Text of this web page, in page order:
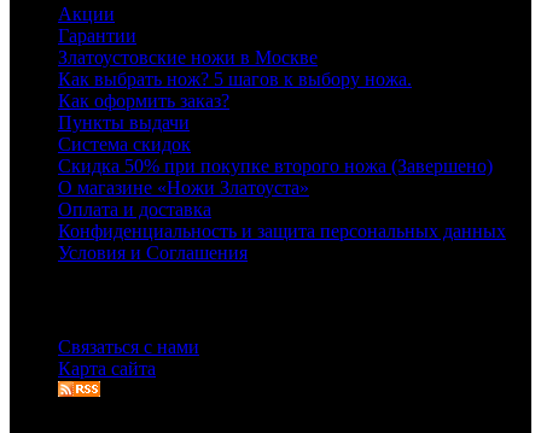
Акции
Гарантии
Златоустовские ножи в Москве
Как выбрать нож? 5 шагов к выбору ножа.
Как оформить заказ?
Пункты выдачи
Система скидок
Скидка 50% при покупке второго ножа (Завершено)
О магазине «Ножи Златоуста»
Оплата и доставка
Конфиденциальность и защита персональных данных
Условия и Соглашения
Связаться с нами
Карта сайта